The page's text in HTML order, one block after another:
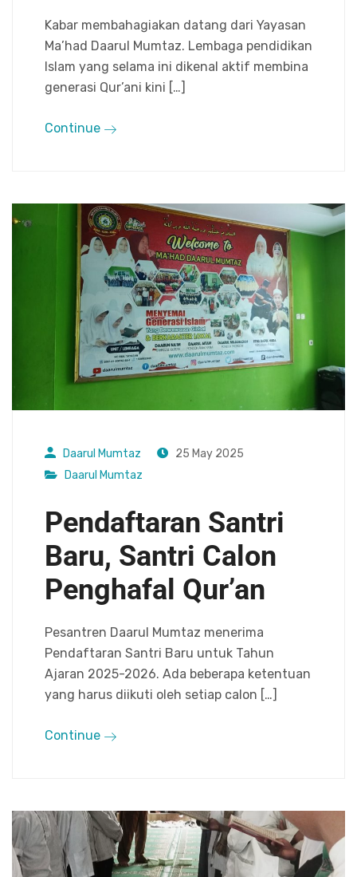
Kabar membahagiakan datang dari Yayasan
Ma’had Daarul Mumtaz. Lembaga pendidikan
Islam yang selama ini dikenal aktif membina
generasi Qur’ani kini […]
Continue
Daarul Mumtaz
25 May 2025
Daarul Mumtaz
Pendaftaran Santri
Baru, Santri Calon
Penghafal Qur’an
Pesantren Daarul Mumtaz menerima
Pendaftaran Santri Baru untuk Tahun
Ajaran 2025-2026. Ada beberapa ketentuan
yang harus diikuti oleh setiap calon […]
Continue